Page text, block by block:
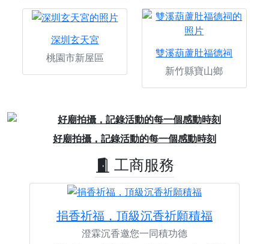
深圳玄天宮
桃園市新屋區
雙溪葫蘆肚福德祠
新竹縣寶山鄉
好廟拍攝，記錄活動的每一個感動時刻
Previous
工商服務
捐香祈福，頂級沉香祈願積福
澄霖沉香邀您一同積功德